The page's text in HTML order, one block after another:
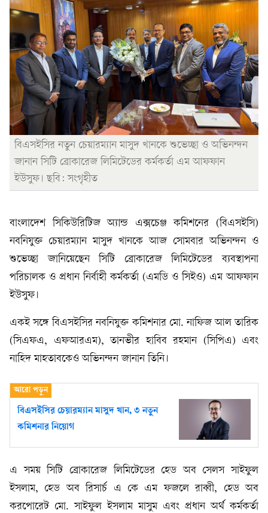
বিএসইসির নতুন চেয়ারম্যান মাসুদ খানকে শুভেচ্ছা ও অভিনন্দন
জানান সিটি ব্রোকারেজ লিমিটেডের কর্মকর্তা এম আফফান
ইউসুফ। ছবি: সংগৃহীত
বাংলাদেশ সিকিউরিটিজ অ্যান্ড এক্সচেঞ্জ কমিশনের (বিএসইসি)
নবনিযুক্ত চেয়ারম্যান মাসুদ খানকে আজ সোমবার অভিনন্দন ও
শুভেচ্ছা জানিয়েছেন সিটি ব্রোকারেজ লিমিটেডের ব্যবস্থাপনা
পরিচালক ও প্রধান নির্বাহী কর্মকর্তা (এমডি ও সিইও) এম আফফান
ইউসুফ।
একই সঙ্গে বিএসইসির নবনিযুক্ত কমিশনার মো. নাফিজ আল তারিক
(সিএফএ, এফআরএম), তানভীর হাবিব রহমান (সিপিএ) এবং
নাহিদ মাহতাবকেও অভিনন্দন জানান তিনি।
বিএসইসির চেয়ারম্যান মাসুদ খান, ৩ নতুন
কমিশনার নিয়োগ
এ সময় সিটি ব্রোকারেজ লিমিটেডের হেড অব সেলস সাইফুল
ইসলাম, হেড অব রিসার্চ এ কে এম ফজলে রাব্বী, হেড অব
করপোরেট মো. সাইফুল ইসলাম মাসুম এবং প্রধান অর্থ কর্মকর্তা